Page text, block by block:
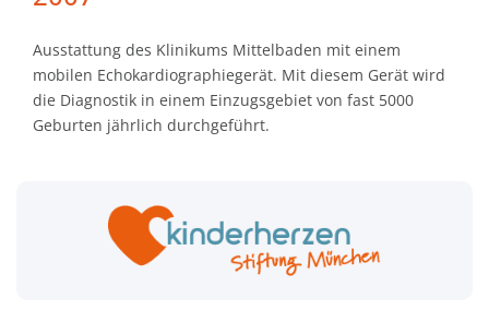
Ausstattung des Klinikums Mittelbaden mit einem
mobilen Echokardiographiegerät. Mit diesem Gerät wird
die Diagnostik in einem Einzugsgebiet von fast 5000
Geburten jährlich durchgeführt.